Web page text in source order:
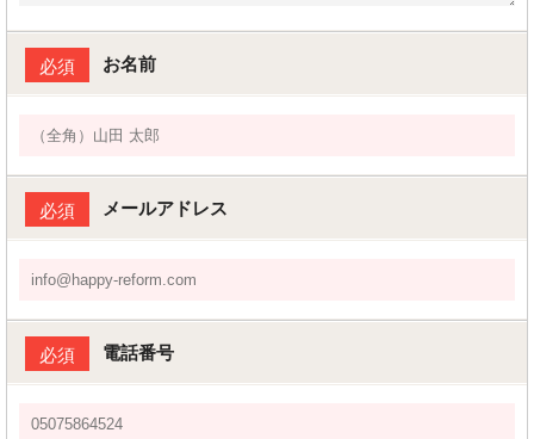
必須 お名前
必須 メールアドレス
必須 電話番号